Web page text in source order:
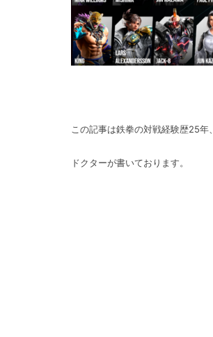
この記事は鉄拳の対戦経験歴25年、
ドクターが書いております。